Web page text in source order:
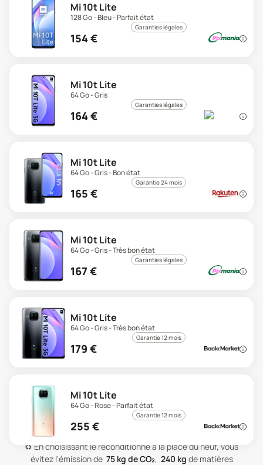
Mi 10t Lite
128 Go - Bleu - Parfait état
Garanties légales
154€
Mi 10t Lite
64 Go - Gris
Garanties légales
164€
Mi 10t Lite
64 Go - Gris - Bon état
Garantie 24 mois
165 €
Mi 10t Lite
64 Go - Gris - Très bon état
Garanties légales
167 €
Mi 10t Lite
64 Go - Gris - Très bon état
Garantie 12 mois
179 €
Mi 10t Lite
64 Go - Rose - Parfait état
Garantie 12 mois
255 €
♻️ En choisissant le reconditionné à la place du neuf, vous
évitez l'émission de 75 kg de CO₂, 240 kg de matières